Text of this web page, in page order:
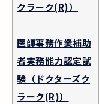
クラーク(R)）
医師事務作業補助
者実務能力認定試
験（ドクターズク
ラーク(R)）